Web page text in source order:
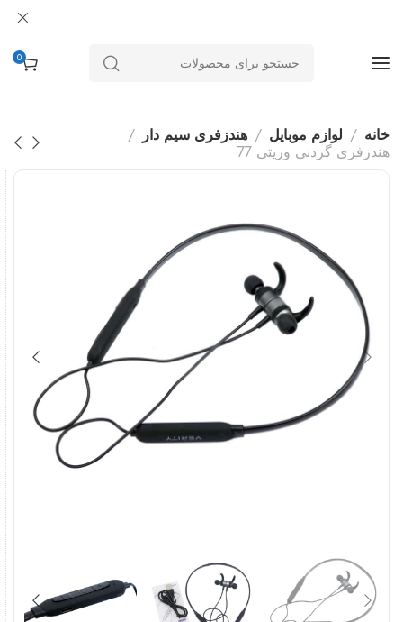
0
خانه لوازم موبایل
هندزفری سیم دار
هندزفری گردنی وریتی 77